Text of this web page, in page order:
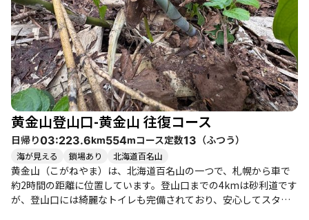
黄金山登山口-黄金山 往復コース
日帰り03:223.6km554mコース定数13 （ふつう）
海が見える 鎖場あり 北海道百名山
黄金山（こがねやま）は、北海道百名山の一つで、札幌から車で
約2時間の距離に位置しています。登山口までの4kmは砂利道です
が、登山口には綺麗なトイレも完備されており、安心してスター